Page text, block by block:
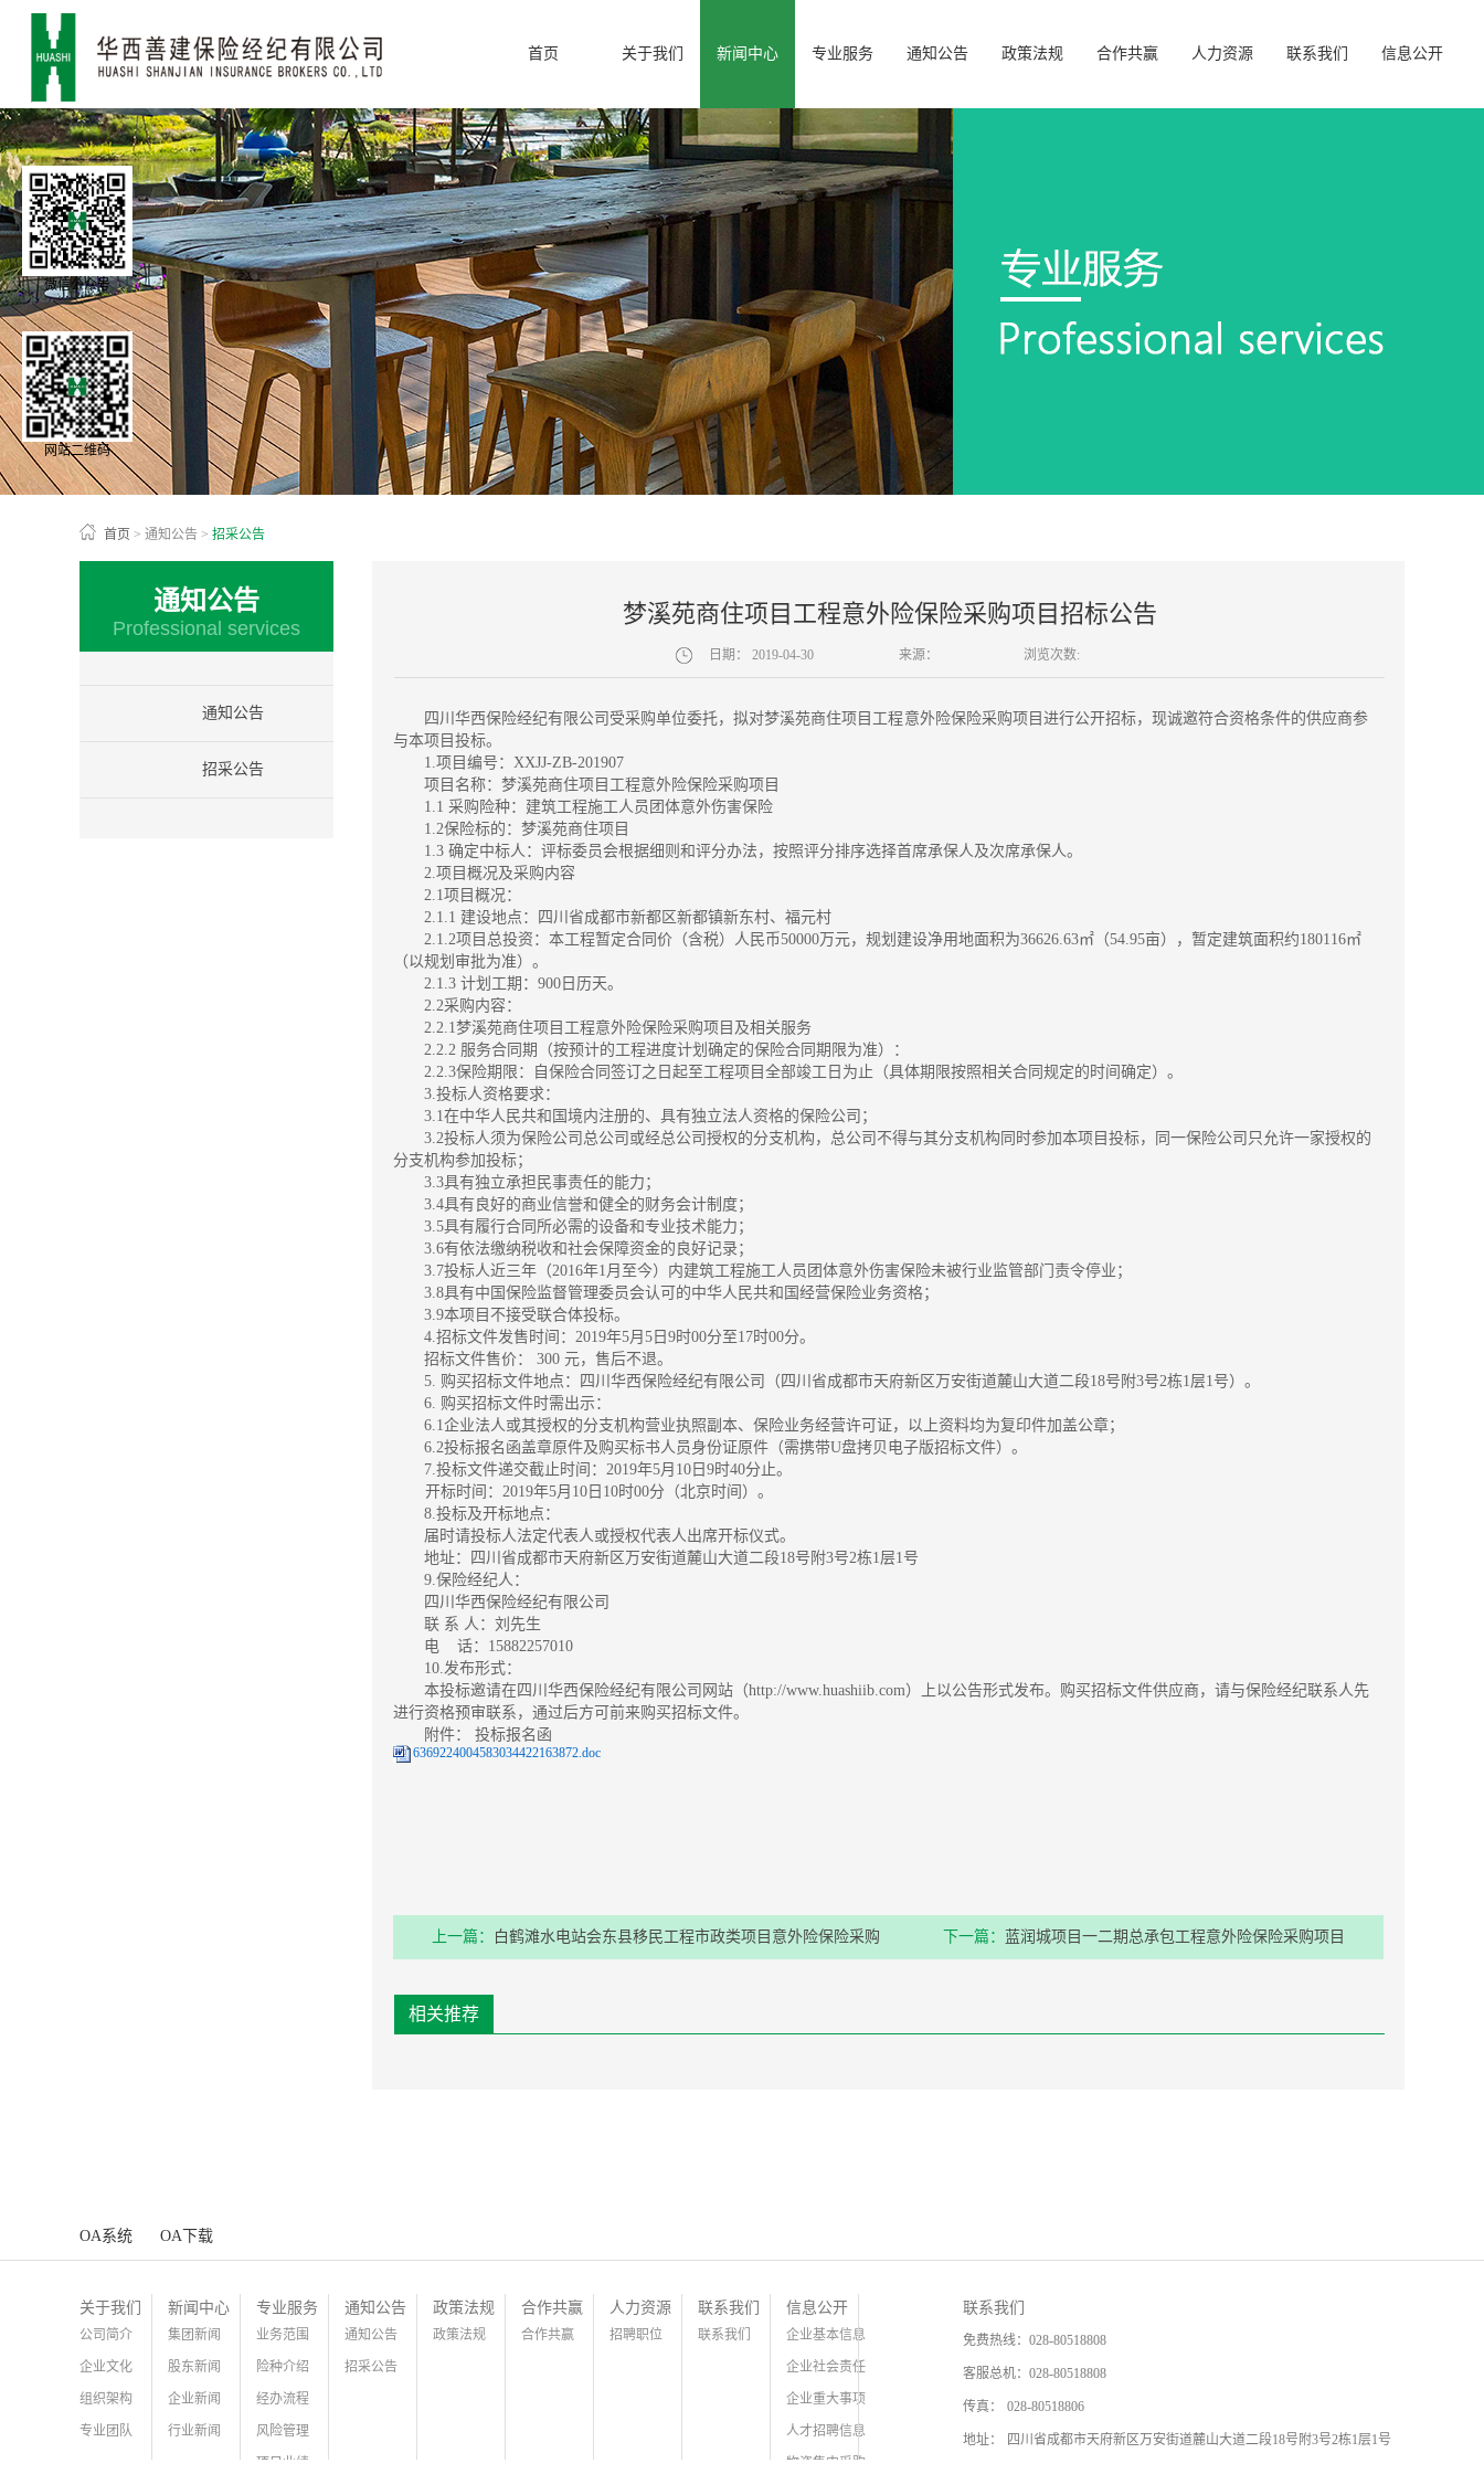
首页 关于我们 新闻中心 专业服务 通知公告 政策法规 合作共赢 人力资源 联系我们 信息公开
首页 > 通知公告 > 招采公告
通知公告
Professional services
通知公告
招采公告
梦溪苑商住项目工程意外险保险采购项目招标公告
日期： 2019-04-30 来源： 浏览次数:
四川华西保险经纪有限公司受采购单位委托，拟对梦溪苑商住项目工程意外险保险采购项目进行公开招标，现诚邀符合资格条件的供应商参
与本项目投标。
1.项目编号：XXJJ-ZB-201907
项目名称：梦溪苑商住项目工程意外险保险采购项目
1.1 采购险种：建筑工程施工人员团体意外伤害保险
1.2保险标的：梦溪苑商住项目
1.3 确定中标人：评标委员会根据细则和评分办法，按照评分排序选择首席承保人及次席承保人。
2.项目概况及采购内容
2.1项目概况：
2.1.1 建设地点：四川省成都市新都区新都镇新东村、福元村
2.1.2项目总投资：本工程暂定合同价（含税）人民币50000万元，规划建设净用地面积为36626.63㎡（54.95亩），暂定建筑面积约180116㎡
（以规划审批为准）。
2.1.3 计划工期：900日历天。
2.2采购内容：
2.2.1梦溪苑商住项目工程意外险保险采购项目及相关服务
2.2.2 服务合同期（按预计的工程进度计划确定的保险合同期限为准）：
2.2.3保险期限：自保险合同签订之日起至工程项目全部竣工日为止（具体期限按照相关合同规定的时间确定）。
3.投标人资格要求：
3.1在中华人民共和国境内注册的、具有独立法人资格的保险公司；
3.2投标人须为保险公司总公司或经总公司授权的分支机构，总公司不得与其分支机构同时参加本项目投标，同一保险公司只允许一家授权的
分支机构参加投标；
3.3具有独立承担民事责任的能力；
3.4具有良好的商业信誉和健全的财务会计制度；
3.5具有履行合同所必需的设备和专业技术能力；
3.6有依法缴纳税收和社会保障资金的良好记录；
3.7投标人近三年（2016年1月至今）内建筑工程施工人员团体意外伤害保险未被行业监管部门责令停业；
3.8具有中国保险监督管理委员会认可的中华人民共和国经营保险业务资格；
3.9本项目不接受联合体投标。
4.招标文件发售时间：2019年5月5日9时00分至17时00分。
招标文件售价： 300 元，售后不退。
5. 购买招标文件地点：四川华西保险经纪有限公司（四川省成都市天府新区万安街道麓山大道二段18号附3号2栋1层1号）。
6. 购买招标文件时需出示：
6.1企业法人或其授权的分支机构营业执照副本、保险业务经营许可证，以上资料均为复印件加盖公章；
6.2投标报名函盖章原件及购买标书人员身份证原件（需携带U盘拷贝电子版招标文件）。
7.投标文件递交截止时间：2019年5月10日9时40分止。
开标时间：2019年5月10日10时00分（北京时间）。
8.投标及开标地点：
届时请投标人法定代表人或授权代表人出席开标仪式。
地址：四川省成都市天府新区万安街道麓山大道二段18号附3号2栋1层1号
9.保险经纪人：
四川华西保险经纪有限公司
联 系 人：刘先生
电 话：15882257010
10.发布形式：
本投标邀请在四川华西保险经纪有限公司 网站（http://www.huashiib.com）上以公告形式发布。购买招标文件供应商，请与保险经纪联系人先
进行资格预审联系，通过后方可前来购买招标文件。
附件： 投标报名函
6369224004583034422163872.doc
上一篇： 白鹤滩水电站会东县移民工程市政类项目意外险保险采购 下一篇： 蓝润城项目一二期总承包工程意外险保险采购项目
相关推荐
OA系统 OA下载
关于我们
公司简介
企业文化
组织架构
专业团队
新闻中心
集团新闻
股东新闻
企业新闻
行业新闻
专业服务
业务范围
险种介绍
经办流程
风险管理
项目业绩
通知公告
通知公告
招采公告
政策法规
政策法规
合作共赢
合作共赢
人力资源
招聘职位
联系我们
联系我们
信息公开
企业基本信息
企业社会责任
企业重大事项
人才招聘信息
物资集中采购
联系我们
免费热线： 028-80518808
客服总机： 028-80518808
传真： 028-80518806
地址： 四川省成都市天府新区万安街道麓山大道二段18号附3号2栋1层1号
网站二维码
微信公众号